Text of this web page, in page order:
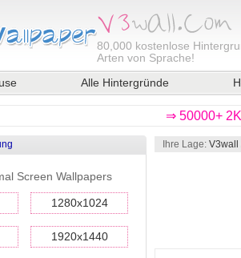
80,000 kostenlose
Arten von Sprache!
Alle Hintergründe
⇒ 50000+
Screen Wallpapers
1280x1024
1920x1440
Ihre Lage: V3wall